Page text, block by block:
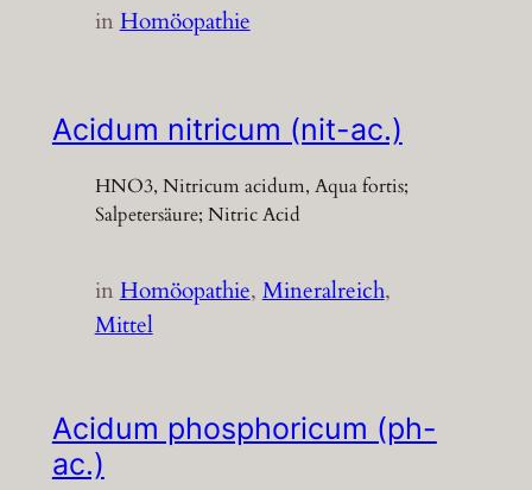
inHomöopathie
Acidum nitricum (nit-ac.)
HNO3, Nitricum acidum, Aqua fortis;
Salpetersäure; Nitric Acid
inHomöopathie, Mineralreich
Mittel
Acidum phosphoricum (ph-
ac.)